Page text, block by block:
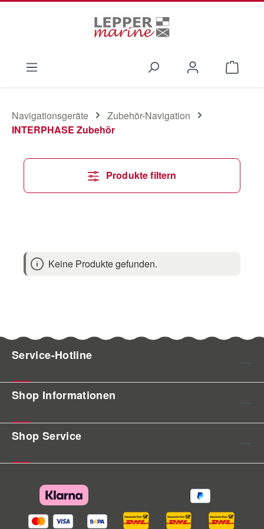
Navigationsgeräte
Zubehör-Navigation
INTERPHASE Zubehör
Produkte filtern
Keine Produkte gefunden.
Service-Hotline
Shop Informationen
Shop Service